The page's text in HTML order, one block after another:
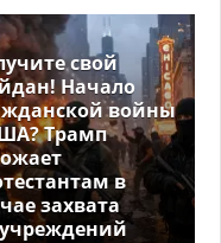
свой
Начало
войны
Трамп
в
захвата